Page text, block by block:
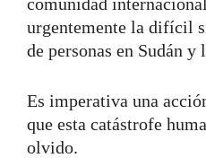
urgentemente la difícil
de personas en Sudán y
Es imperativa una
que esta catástrofe
olvido.